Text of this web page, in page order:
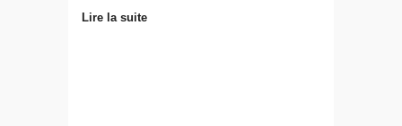
Lire la suite